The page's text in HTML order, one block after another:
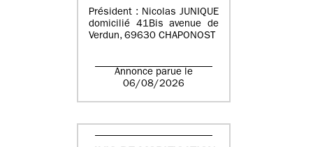
Président : Nicolas JUNIQUE
domicilié 41Bis avenue de
Verdun, 69630 CHAPONOST
Annonce parue le
06/08/2026